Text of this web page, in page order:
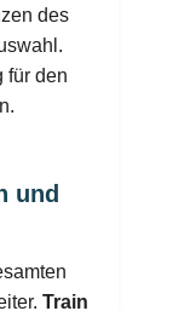
des
für den
und
Train